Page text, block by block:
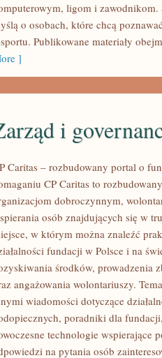
ligom i zawodnikom.
o osobach, które chcą
Publikowane materiały
]
i
Caritas – rozbudowany portal o
CP Caritas to
dobroczynnym,
osób znajdujących się w
w którym można znaleźć
fundacji w Polsce i na
środków, prowadzenia
angażowania wolontariuszy.
wiadomości dotyczące
poradniki dla
technologie wspierające
na pytania osób